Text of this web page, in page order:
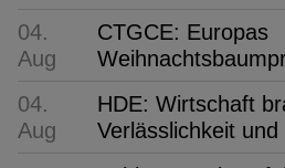
04.
Aug
CTGCE: Europas
04.
Aug
HDE: Wirtschaft
Verlässlichkeit